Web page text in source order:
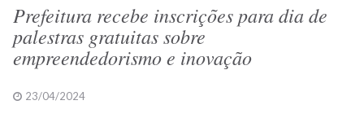
Prefeitura recebe inscrições para dia de
palestras gratuitas sobre
empreendedorismo e inovação
23/04/2024